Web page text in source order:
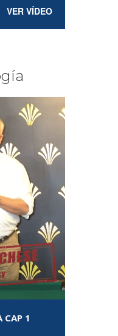
VER VÍDEO
CAP 1